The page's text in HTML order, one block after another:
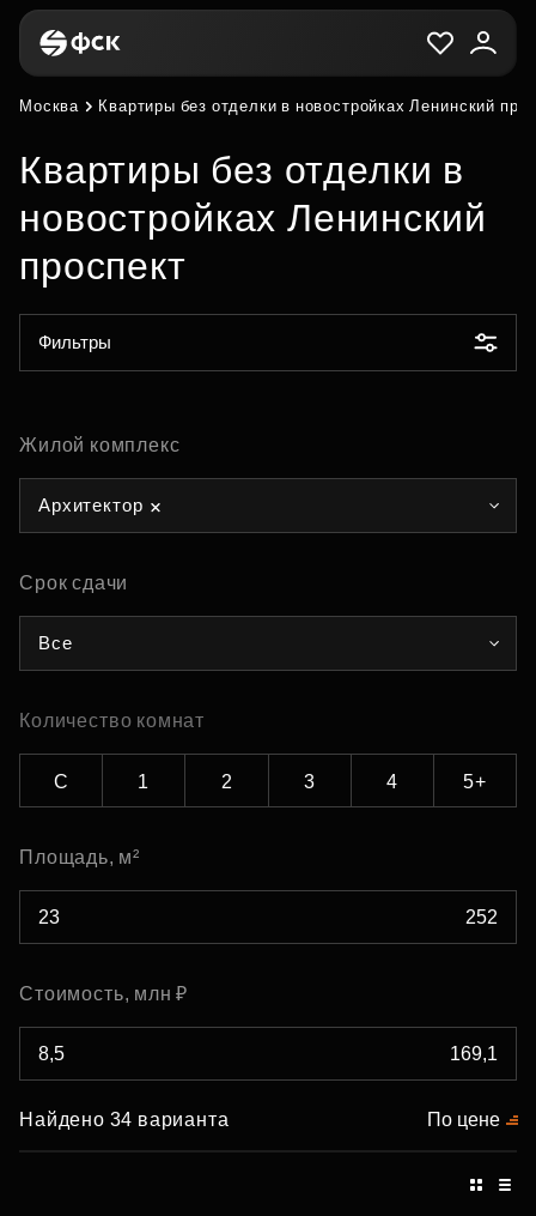
Москва Квартиры без отделки в новостройках Ленинский
Квартиры без отделки в
новостройках Ленинский
проспект
Фильтры
Жилой комплекс
Архитектор
Срок сдачи
Все
Количество комнат
С 1 2 3 4 5+
Площадь, м²
Стоимость, млн ₽
Найдено 34 варианта По цене